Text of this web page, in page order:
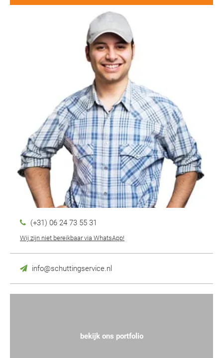
(+31) 06 24 73 55 31
Wij zijn niet bereikbaar via WhatsApp!
info@schuttingservice.nl
bekijk ons portfolio